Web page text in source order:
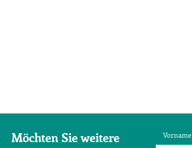
Möchten Sie weitere
Vorname